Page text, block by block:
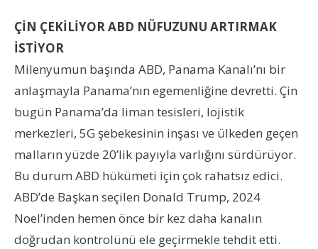
ÇİN ÇEKİLİYOR ABD NÜFUZUNU ARTIRMAK
İSTİYOR
Milenyumun başında ABD, Panama Kanalı’nı bir
anlaşmayla Panama’nın egemenliğine devretti. Çin
bugün Panama’da liman tesisleri, lojistik
merkezleri, 5G şebekesinin inşası ve ülkeden geçen
malların yüzde 20’lik payıyla varlığını sürdürüyor.
Bu durum ABD hükümeti için çok rahatsız edici.
ABD’de Başkan seçilen Donald Trump, 2024
Noel’inden hemen önce bir kez daha kanalın
doğrudan kontrolünü ele geçirmekle tehdit etti.